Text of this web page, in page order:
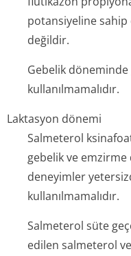
potansiyeline
değildir.
Gebelik döneminde
kullanılmamalıdır.
Laktasyon dönemi
Salmeterol
gebelik ve emzirme
deneyimler
kullanılmamalıdır.
Salmeterol süte
edilen salmeterol